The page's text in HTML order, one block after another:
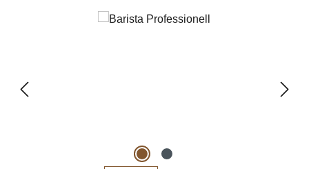
Bildergalerie überspringen